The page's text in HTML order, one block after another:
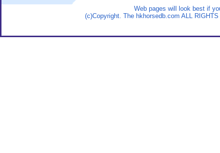
Web pages will look best if
(c)Copyright. The hkhorsedb.com ALL